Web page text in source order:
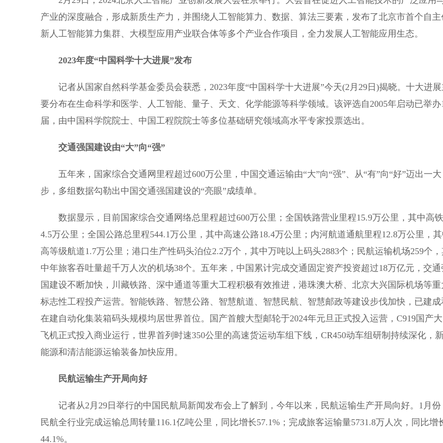
产业的深度融合，形成新质生产力，并围绕人工智能算力、数据、算法三要素，发布了北京市首个自主
新人工智能算力集群、大模型应用产业联合体等多个产业合作项目，全力发展人工智能应用生态。
2023年度“中国科学十大进展”发布
记者从国家自然科学基金委员会获悉，2023年度“中国科学十大进展”今天(2月29日)揭晓。十大进展
要分布在生命科学和医学、人工智能、量子、天文、化学能源等科学领域。该评选自2005年启动已举办
届，由中国科学院院士、中国工程院院士等多位基础研究领域高水平专家投票选出。
交通强国建设由“大”向“强”
五年来，国家综合交通网里程超过600万公里，中国交通运输由“大”向“强”、从“有”向“好”迈出一大
步，多组数据勾勒出中国交通强国建设的“亮眼”成绩单。
数据显示，目前国家综合交通网络总里程超过600万公里；全国铁路营业里程15.9万公里，其中高铁
4.5万公里；全国公路总里程544.1万公里，其中高速公路18.4万公里；内河航道通航里程12.8万公里，其
高等级航道1.7万公里；港口生产性码头泊位2.2万个，其中万吨以上码头2883个；民航运输机场259个
中年旅客吞吐量超千万人次的机场38个。五年来，中国累计完成交通固定资产投资超过18万亿元，交通
国建设不断加快，川藏铁路、深中通道等重大工程积极有效推进，港珠澳大桥、北京大兴国际机场等重
标志性工程投产运营。智能铁路、智慧公路、智慧航道、智慧民航、智慧邮政等建设步伐加快，已建成
在建自动化集装箱码头规模均居世界首位。国产首艘大型邮轮于2024年元旦正式投入运营，C919国产大
飞机正式投入商业运行，世界首列时速350公里的高速货运动车组下线，CR450动车组研制持续深化，
能源和清洁能源运输装备加快应用。
民航运输生产开局向好
记者从2月29日举行的中国民航局新闻发布会上了解到，今年以来，民航运输生产开局向好。1月份
民航全行业完成运输总周转量116.1亿吨公里，同比增长57.1%；完成旅客运输量5731.8万人次，同比增
44.1%。